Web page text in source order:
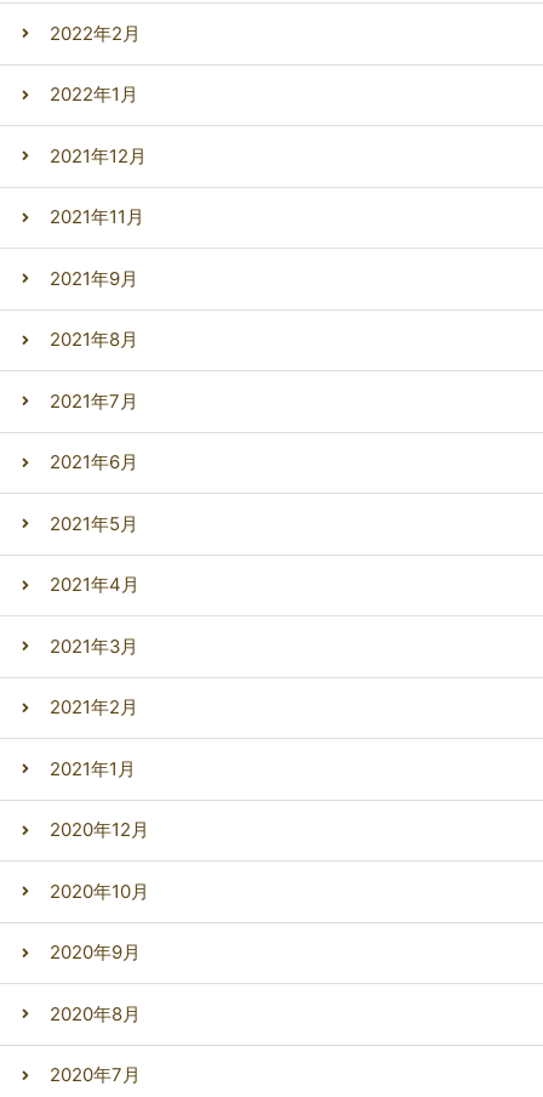
2022年2月
2022年1月
2021年12月
2021年11月
2021年9月
2021年8月
2021年7月
2021年6月
2021年5月
2021年4月
2021年3月
2021年2月
2021年1月
2020年12月
2020年10月
2020年9月
2020年8月
2020年7月